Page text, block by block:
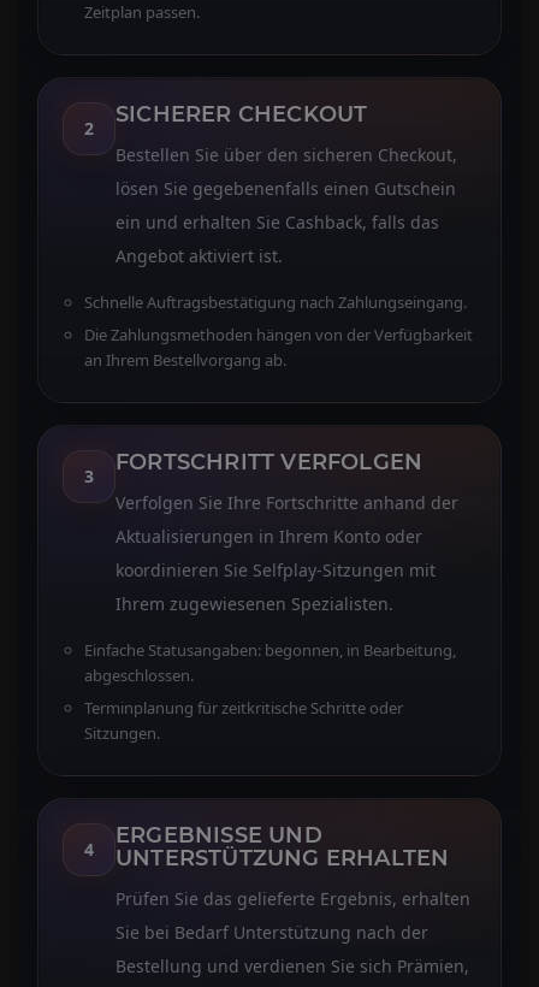
Zeitplan passen.
2
SICHERER CHECKOUT
Bestellen Sie über den sicheren Checkout,
lösen Sie gegebenenfalls einen Gutschein
ein und erhalten Sie Cashback, falls das
Angebot aktiviert ist.
Schnelle Auftragsbestätigung nach Zahlungseingang.
Die Zahlungsmethoden hängen von der Verfügbarkeit
an Ihrem Bestellvorgang ab.
3
FORTSCHRITT VERFOLGEN
Verfolgen Sie Ihre Fortschritte anhand der
Aktualisierungen in Ihrem Konto oder
koordinieren Sie Selfplay-Sitzungen mit
Ihrem zugewiesenen Spezialisten.
Einfache Statusangaben: begonnen, in Bearbeitung,
abgeschlossen.
Terminplanung für zeitkritische Schritte oder
Sitzungen.
4
ERGEBNISSE UND
UNTERSTÜTZUNG ERHALTEN
Prüfen Sie das gelieferte Ergebnis, erhalten
Sie bei Bedarf Unterstützung nach der
Bestellung und verdienen Sie sich Prämien,